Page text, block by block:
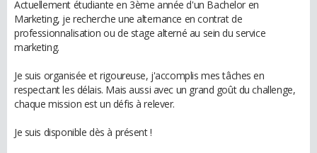
Actuellement étudiante en 3ème année d'un Bachelor en
Marketing, je recherche une alternance en contrat de
professionnalisation ou de stage alterné au sein du service
marketing.
Je suis organisée et rigoureuse, j'accomplis mes tâches en
respectant les délais. Mais aussi avec un grand goût du challenge,
chaque mission est un défis à relever.
Je suis disponible dès à présent !